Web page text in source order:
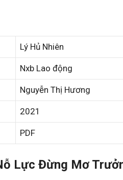
Lý Hủ Nhiên
Nxb Lao động
Nguyễn Thị Hương
2021
PDF
Lực Đừng Mơ